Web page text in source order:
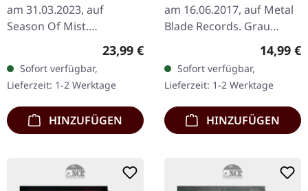
am 31.03.2023, auf
Season Of Mist.
Schwarzes Doppel-Vinyl
mit speziellem UV-Print
auf der D-Seite im
Gatefold-Cover.…
Regulärer Preis:
23,99 €
Sofort verfügbar,
Lieferzeit: 1-2 Werktage
HINZUFÜGEN
am 16.06.2017, auf Metal
Blade Records. Grau
marmoriertes Vinyl mit
Booklet, limitiert auf 200
handnummerierte
Exemplare.…
14,99 €
Sofort verfügbar,
Lieferzeit: 1-2 Werktage
HINZUFÜGEN